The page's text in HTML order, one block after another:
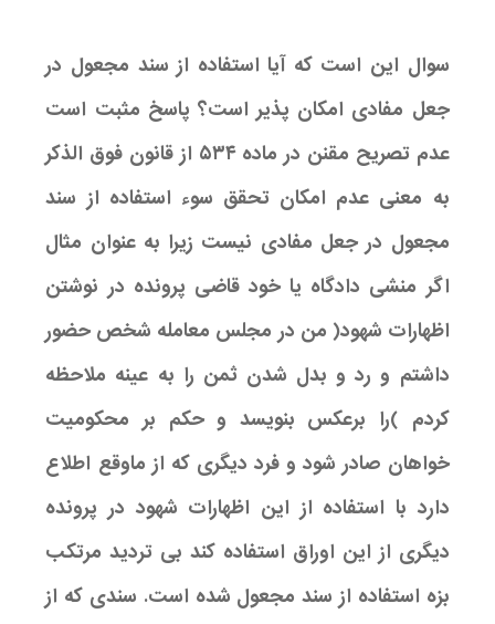
سوال این است که آیا استفاده از سند مجعول در
جعل مفادی امکان پذیر است؟ پاسخ مثبت است
عدم تصریح مقنن در ماده ۵۳۴ از قانون فوق الذکر
به معنی عدم امکان تحقق سوء استفاده از سند
مجعول در جعل مفادی نیست زیرا به عنوان مثال
اگر منشی دادگاه یا خود قاضی پرونده در نوشتن
اظهارات شهود( من در مجلس معامله شخص حضور
داشتم و رد و بدل شدن ثمن را به عینه ملاحظه
کردم )را برعکس بنویسد و حکم بر محکومیت
خواهان صادر شود و فرد دیگری که از ماوقع اطلاع
دارد با استفاده از این اظهارات شهود در پرونده
دیگری از این اوراق استفاده کند بی تردید مرتکب
بزه استفاده از سند مجعول شده است. سندی که از